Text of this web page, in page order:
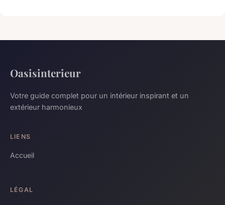
Oasisinterieur
Votre guide complet pour un intérieur inspirant et un
extérieur harmonieux
LIENS
Accueil
LÉGAL